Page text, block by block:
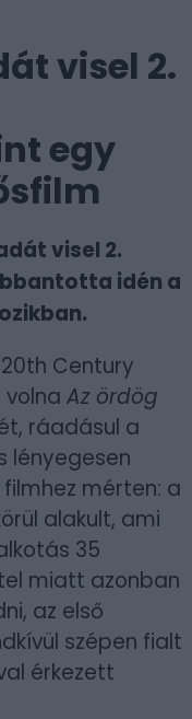
visel 2.
egy
visel 2.
idén a
Century
Az ördög
ráadásul a
lényegesen
mérten: a
alakult, ami
35
miatt azonban
az első
szépen fialt
érkezett